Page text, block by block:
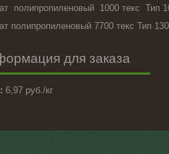
полипропиленовый 1000 текс Тип
полипропиленовый 7700 текс Тип
для заказа
6,97 руб./кг